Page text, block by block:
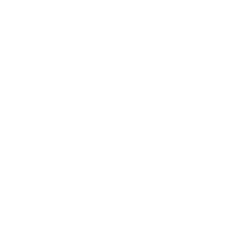
ありません。
です。
ず変更すること